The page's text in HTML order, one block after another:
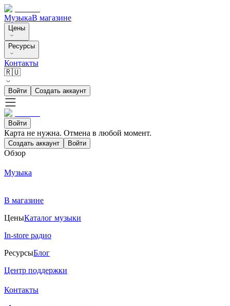
МузыкаВ магазине
Цены
Ресурсы
Контакты
🇷🇺
Войти Создать аккаунт
Войти
Карта не нужна. Отмена в любой момент.
Создать аккаунт Войти
Обзор
Музыка
В магазине
ЦеныКаталог музыки
In-store радио
РесурсыБлог
Центр поддержки
Контакты